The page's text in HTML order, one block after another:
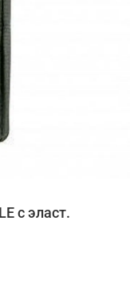
с эласт.